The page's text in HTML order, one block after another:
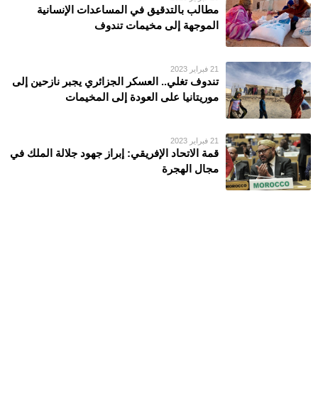
مطالب بالتدقيق في المساعدات الإنسانية
الموجهة إلى مخيمات تندوف
21 فبراير 2023
تندوف تغلي.. العسكر الجزائري يجبر نازحين إلى
موريتانيا على العودة إلى المخيمات
21 فبراير 2023
قمة الاتحاد الإفريقي: إبراز جهود جلالة الملك في
مجال الهجرة